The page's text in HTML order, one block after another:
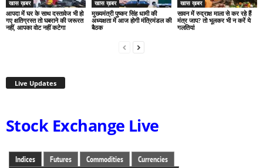
खास ख़बर
आपदा में घर के साथ दस्तावेज भी हो
गए क्षतिग्रस्त तो घबराने की जरूरत
नहीं, आपका वोट नहीं कटेगा
खास ख़बर
मुख्यमंत्री पुष्कर सिंह धामी की
अध्यक्षता में आज होगी मंत्रिमंडल की
बैठक
खास ख़बर
सावन में रुद्राक्ष माला से कर रहे हैं
मंत्र जाप? तो भूलकर भी न करें ये
गलतियां
Live Updates
Stock Exchange Live